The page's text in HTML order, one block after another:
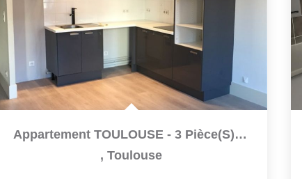
Appartement TOULOUSE - 3 Pièce(s) - 79.6 M2
,Toulouse